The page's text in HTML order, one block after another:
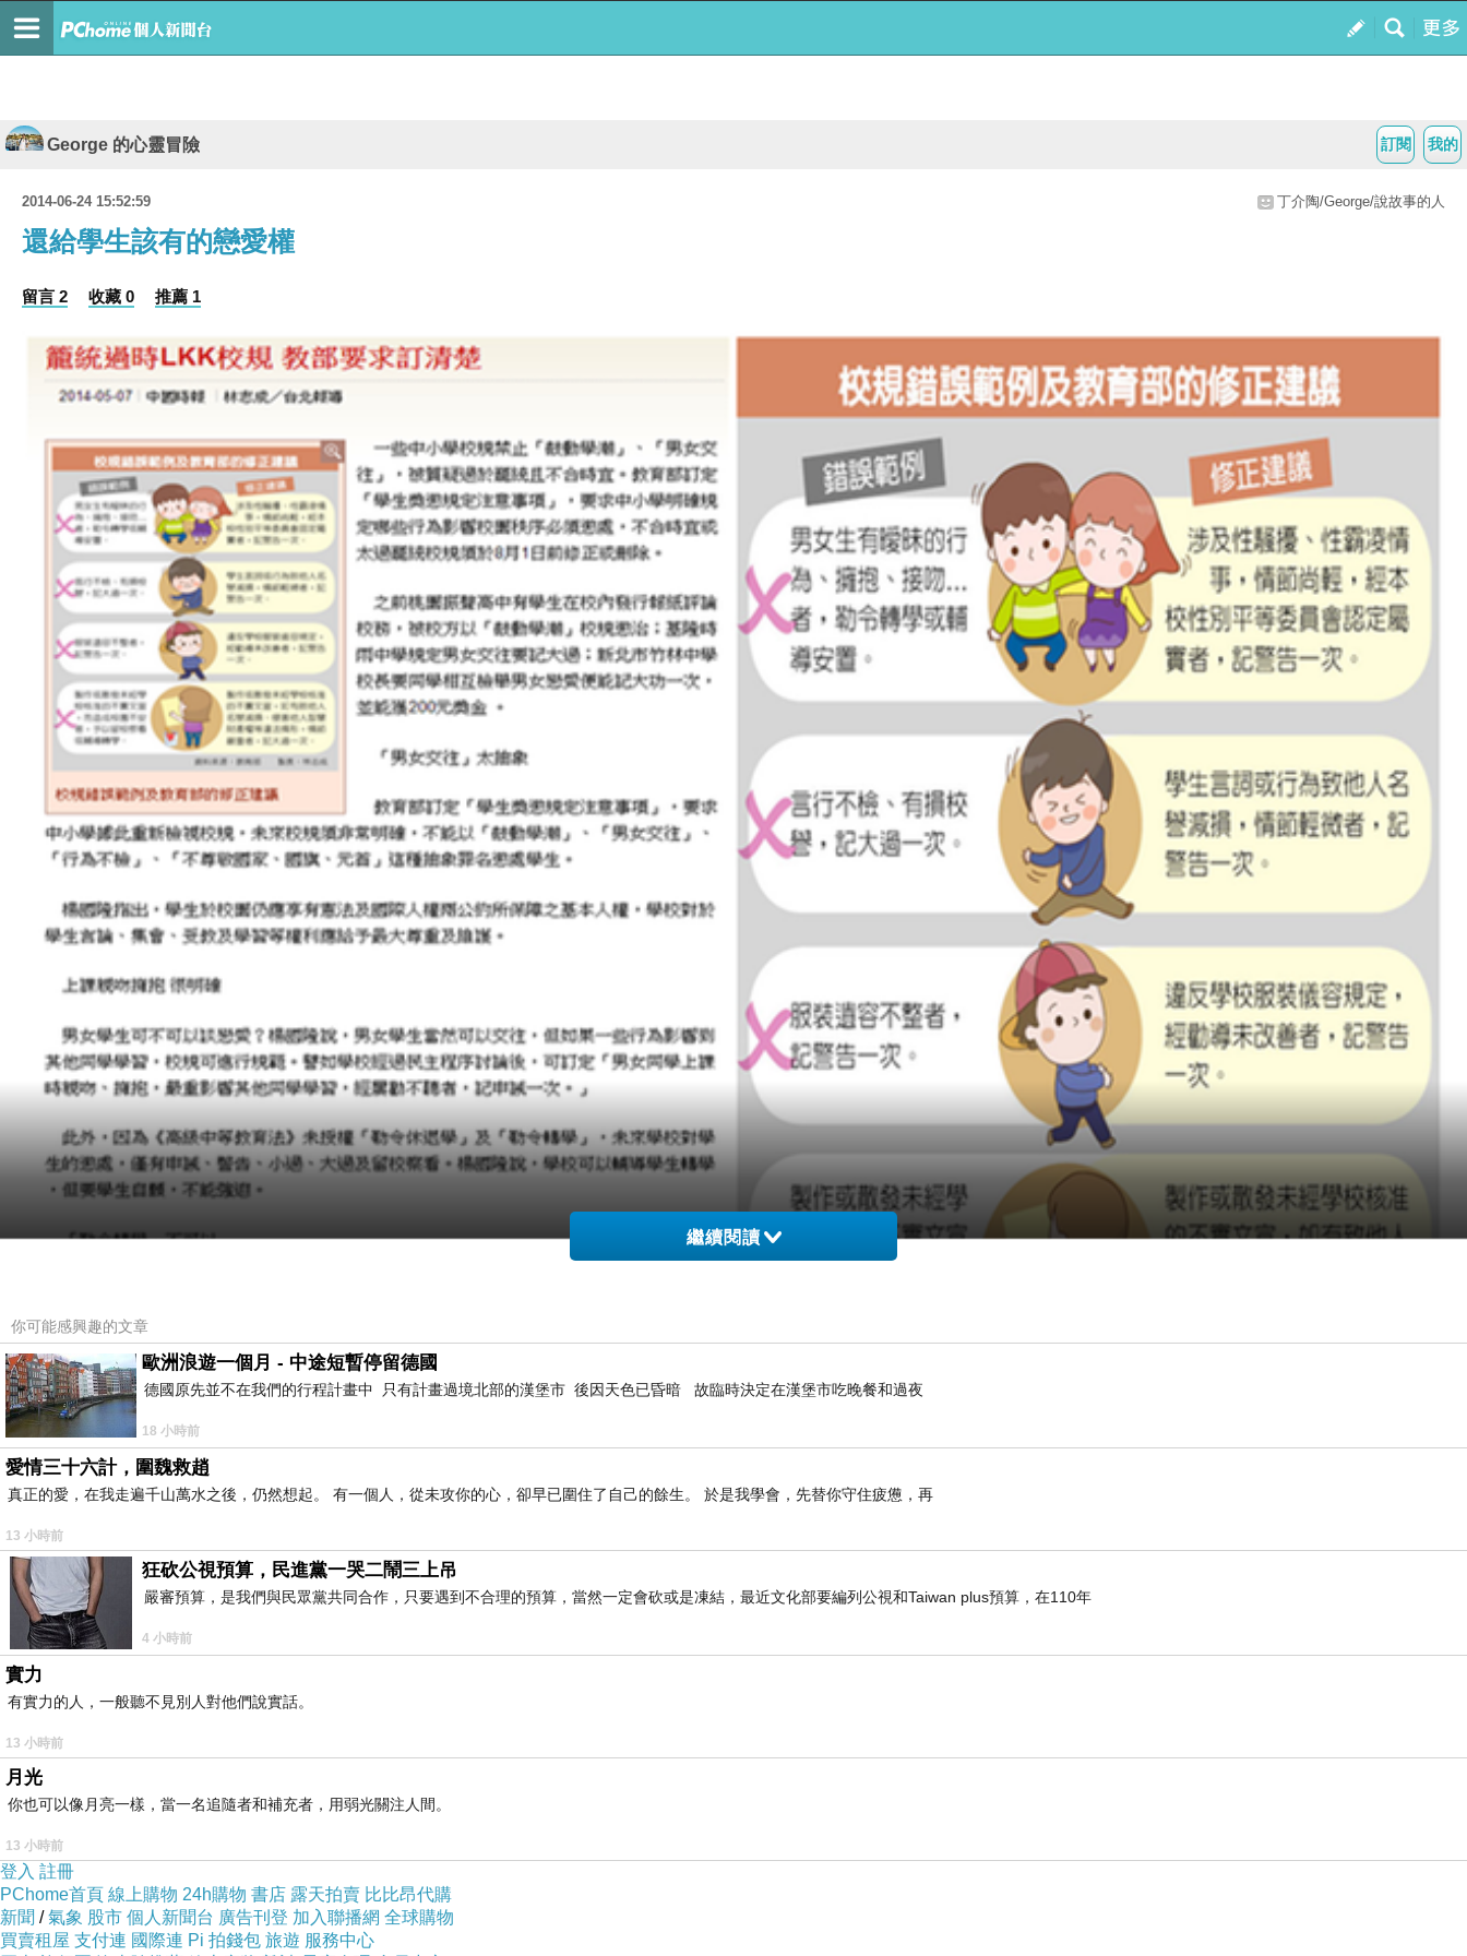
我的
訂閱
George 的心靈冒險
2014-06-24 15:52:59 丁介陶/George/說故事的人
還給學生該有的戀愛權
留言 2 收藏 0 推薦 1
資料來源：103/05/07《中時電子報》「籠統過時LKK校規 教部要求訂清楚」
【校園禁談戀愛】
近來看到一則新聞，將我整個人的思緒帶回到過去的高中歲月。過去的高中生活對我而言，有著青澀淡淡微酸的記憶，甚至也有往事不堪回首的慨歎。這
則新聞指出有為數不少的學校以校規為名，禁止學生男女交往、甚至是不允許鼓動學潮，違反規定者，將有大過的處分。在這些以校規為名的處分，往往學
校不給學生有申辯的機會，逕自判斷，一方面不合情理，另一方面則有違反人權之虞。
以我過去所念的高中，就素有「五大禁忌之稱」，一入學時，學長就三令五申告誡，千萬不能觸犯。這五大禁忌是：
一旦發現男女交往情事，就會回報給教官，其後果相當嚴重。若是累犯，連三次抓到男女交往，就形同判死刑，退學處理。
這些規定，現今看來，可說是相當荒謬。不只是學生談戀愛的權利被剝奪，更甚者是自由通信的權利也被剝奪，學生可說是毫無隱私。在許多以管理嚴格
行。種種不合理之規範，早已超出校規對學生生活該有的管理，成了箝制自由的工具，只為達成學校對升學率的追求。
【以疏通取代圍堵】
從精神分析大師佛洛伊德對人的觀察角度來看，學生所處的青春期是性器期階段，性能量非常活躍的時期，人對愛情自然而然地雀雀躍試。那種渴望愛人
繼續閱讀
你可能感興趣的文章
歐洲浪遊一個月 - 中途短暫停留德國
德國原先並不在我們的行程計畫中 只有計畫過境北部的漢堡市 後因天色已昏暗 故臨時決定在漢堡市吃晚餐和過夜
18 小時前
愛情三十六計，圍魏救趙
真正的愛，在我走遍千山萬水之後，仍然想起。 有一個人，從未攻你的心，卻早已圍住了自己的餘生。 於是我學會，先替你守住疲憊，再
13 小時前
狂砍公視預算，民進黨一哭二鬧三上吊
嚴審預算，是我們與民眾黨共同合作，只要遇到不合理的預算，當然一定會砍或是凍結，最近文化部要編列公視和Taiwan plus預算，在110年
4 小時前
實力
有實力的人，一般聽不見別人對他們說實話。
13 小時前
月光
你也可以像月亮一樣，當一名追隨者和補充者，用弱光關注人間。
13 小時前
登入 註冊
PChome首頁 線上購物 24h購物 書店 露天拍賣 比比昂代購
新聞 /氣象 股市 個人新聞台 廣告刊登 加入聯播網 全球購物
買賣租屋 支付連 國際連 Pi 拍錢包 旅遊 服務中心